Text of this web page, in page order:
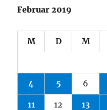
Februar 2019
M D M
4 5 6
11 12 13